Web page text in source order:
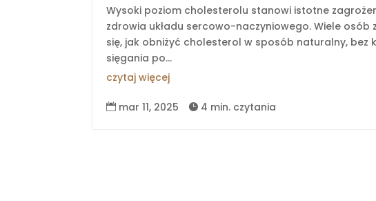
Wysoki poziom cholesterolu stanowi istotne
zdrowia układu sercowo-naczyniowego. Wiele osób
się, jak obniżyć cholesterol w sposób naturalny, bez
sięgania po...
czytaj więcej
 mar 11, 2025  4 min. czytania